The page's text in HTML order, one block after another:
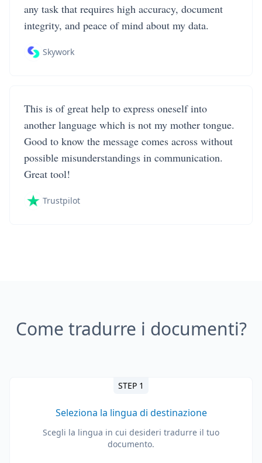
any task that requires high accuracy, document
integrity, and peace of mind about my data.
Skywork
This is of great help to express oneself into
another language which is not my mother tongue.
Good to know the message comes across without
possible misunderstandings in communication.
Great tool!
Trustpilot
Come tradurre i documenti?
STEP 1
Seleziona la lingua di destinazione
Scegli la lingua in cui desideri tradurre il tuo
documento.